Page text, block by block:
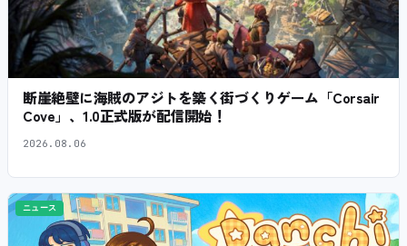
断崖絶壁に海賊のアジトを築く街づくりゲーム「Corsair
Cove」、1.0正式版が配信開始！
2026.08.06
ニュース